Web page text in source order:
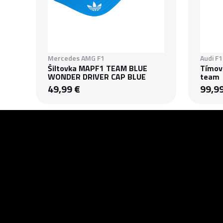
Mercedes AMG F1
Šiltovka MAPF1 TEAM BLUE
WONDER DRIVER CAP BLUE
49,99 €
Audi
team